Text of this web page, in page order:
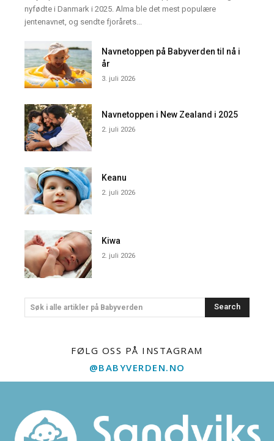
nyfødte i Danmark i 2025. Alma ble det mest populære
jentenavnet, og sendte fjorårets...
Navnetoppen på Babyverden til nå i
år
3. juli 2026
Navnetoppen i New Zealand i 2025
2. juli 2026
Keanu
2. juli 2026
Kiwa
2. juli 2026
Søk i alle artikler på Babyverden Search
FØLG OSS PÅ INSTAGRAM
@BABYVERDEN.NO